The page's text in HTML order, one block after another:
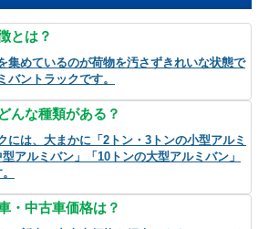
とは？
集めているのが荷物を汚さずきれいな状態で
バントラックです。
んな種類がある？
には、大まかに「2トン・3トンの小型アルミ
アルミバン」「10トンの大型アルミバン」
・中古車価格は？